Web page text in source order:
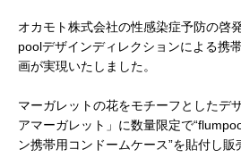
オカモト株式会社の性感染症予防の啓
poolデザインディレクションによる携
画が実現いたしました。
マーガレットの花をモチーフとしたデ
アマーガレット」に数量限定で
ン携帯用コンドームケース”を貼付し販